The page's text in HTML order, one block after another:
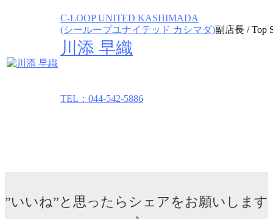
C-LOOP UNITED KASHIMADA
(シーループユナイテッド カシマダ)副店長 / Top
川添 早織
TEL：044-542-5886
”いいね”と思ったらシェアをお願いします